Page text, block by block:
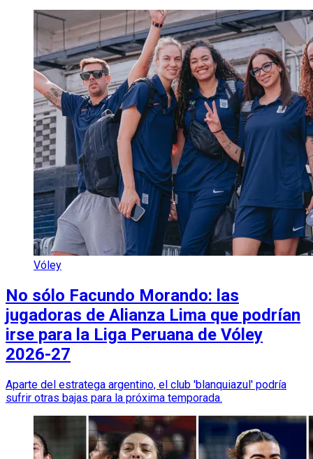
Vóley
No sólo Facundo Morando: las
jugadoras de Alianza Lima que podrían
irse para la Liga Peruana de Vóley
2026-27
Aparte del estratega argentino, el club 'blanquiazul' podría
sufrir otras bajas para la próxima temporada.